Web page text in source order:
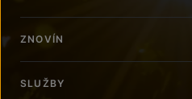
ZNOVÍN
SLUŽBY